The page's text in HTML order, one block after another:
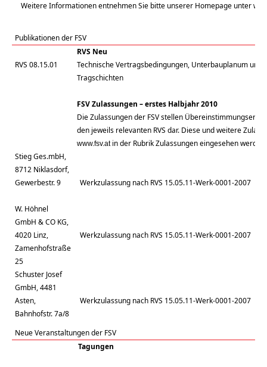
Weitere Informationen entnehmen Sie bitte unserer Homepage unter
Publikationen der FSV
RVS Neu
RVS 08.15.01
Technische Vertragsbedingungen, Unterbauplanum und
Tragschichten
FSV Zulassungen – erstes Halbjahr 2010
Die Zulassungen der FSV stellen
den jeweils relevanten RVS dar. Diese und weitere
www.fsv.atin der Rubrik Zulassungen eingesehen werden.
Stieg Ges.mbH,
8712 Niklasdorf,
Gewerbestr. 9
Werkzulassung nach RVS 15.05.11-Werk-0001-2007
W. Höhnel
GmbH & CO KG,
4020 Linz,
Zamenhofstraße
25
Werkzulassung nach RVS 15.05.11-Werk-0001-2007
Schuster Josef
GmbH, 4481
Asten,
Bahnhofstr. 7a/8
Werkzulassung nach RVS 15.05.11-Werk-0001-2007
Neue Veranstaltungen der FSV
Tagungen